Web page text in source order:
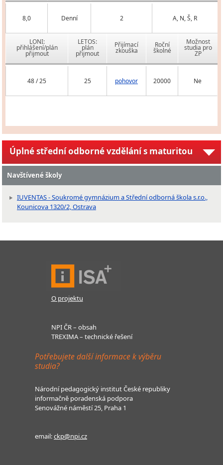
8,0 Denní 2 A, N, Š, R
LONI:
přihlášení/plán
přijmout
LETOS:
plán
přijmout
Přijímací
zkouška
Roční
školné
Možnost
studia pro
ZP
48 / 25 25 pohovor 20000 Ne
Úplné střední odborné vzdělání s maturitou
Navštívené školy
IUVENTAS - Soukromé gymnázium a Střední odborná škola s.r.o.,
Kounicova 1320/2, Ostrava
O projektu
NPI ČR – obsah
TREXIMA – technické řešení
Potřebujete další informace k výběru
studia?
Národní pedagogický institut České republiky
informačně poradenská podpora
Senovážné náměstí 25, Praha 1
email:ckp@npi.cz